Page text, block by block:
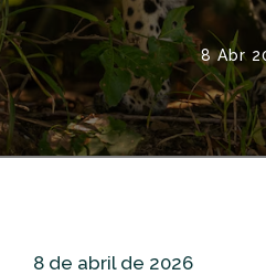
8 Abr
8 de abril de 2026